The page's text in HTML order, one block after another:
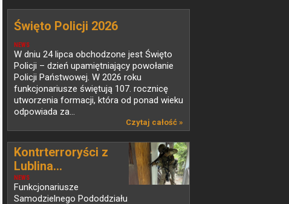
NEWS
Święto Policji 2026
W dniu 24 lipca obchodzone jest Święto
Policji – dzień upamiętniający powołanie
Policji Państwowej. W 2026 roku
funkcjonariusze świętują 107. rocznicę
utworzenia formacji, która od ponad wieku
odpowiada za...
Czytaj całość »
NEWS
Kontrterroryści z
Lublina...
Funkcjonariusze
Samodzielnego Pododdziału